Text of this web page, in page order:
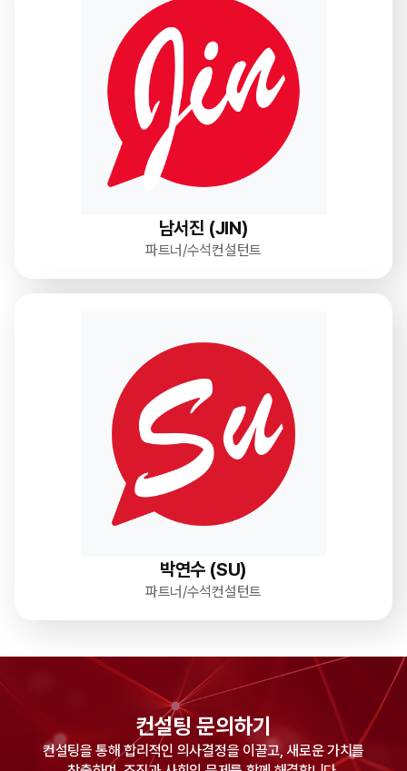
남서진 (JIN)
파트너/수석컨설턴트
박연수 (SU)
파트너/수석컨설턴트
컨설팅 문의하기
컨설팅을 통해 합리적인 의사결정을 이끌고, 새로운 가치를